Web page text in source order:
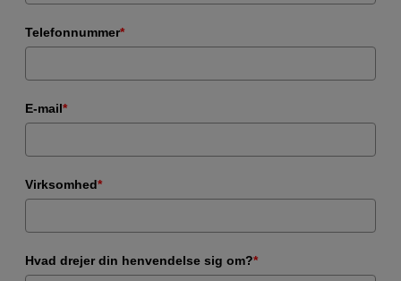
Telefonnummer*
E-mail*
Virksomhed*
Hvad drejer din henvendelse sig om?*